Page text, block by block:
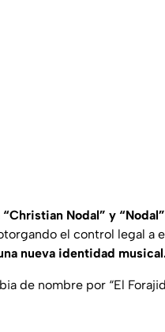
“Christian Nodal” y
el control legal a
nueva identidad
de nombre por “El